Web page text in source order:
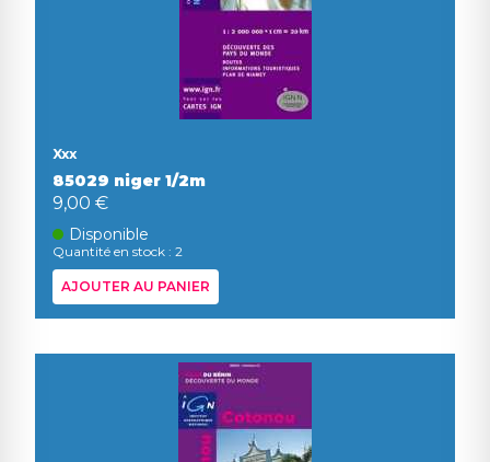
Xxx
85029 niger 1/2m
9,00 €
Disponible
Quantité en stock : 2
AJOUTER AU PANIER